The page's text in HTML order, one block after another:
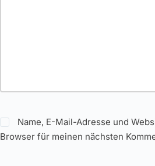
Name, E-Mail-Adresse und
Browser für meinen nächsten